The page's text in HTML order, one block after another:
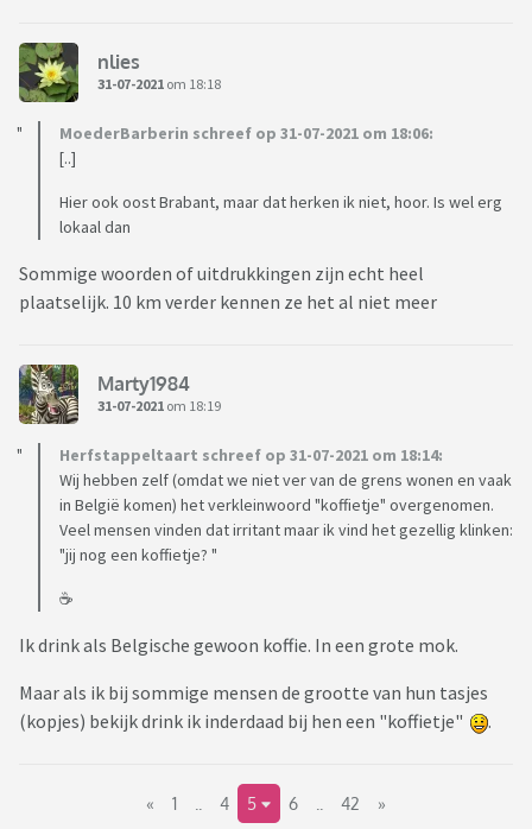
nlies
31-07-2021 om 18:18
MoederBarberin schreef op 31-07-2021 om 18:06:
[..]
Hier ook oost Brabant, maar dat herken ik niet, hoor. Is wel erg
lokaal dan
Sommige woorden of uitdrukkingen zijn echt heel
plaatselijk. 10 km verder kennen ze het al niet meer
Marty1984
31-07-2021 om 18:19
Herfstappeltaart schreef op 31-07-2021 om 18:14:
Wij hebben zelf (omdat we niet ver van de grens wonen en vaak
in België komen) het verkleinwoord "koffietje" overgenomen.
Veel mensen vinden dat irritant maar ik vind het gezellig klinken:
"jij nog een koffietje? "
☕️
Ik drink als Belgische gewoon koffie. In een grote mok.
Maar als ik bij sommige mensen de grootte van hun tasjes
(kopjes) bekijk drink ik inderdaad bij hen een "koffietje"
.
« 1 4 5 6 42 »